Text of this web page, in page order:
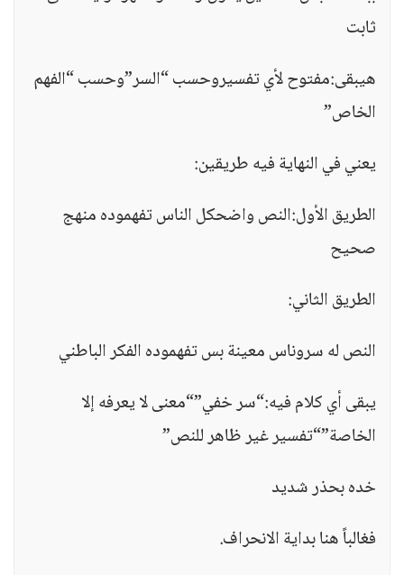
ثابت
هيبقى:مفتوح لأي تفسيروحسب “السر”وحسب “الفهم
الخاص”
يعني في النهاية فيه طريقين:
الطريق الأول:النص واضحكل الناس تفهموده منهج
صحيح
الطريق الثاني:
النص له سروناس معينة بس تفهموده الفكر الباطني
يبقى أي كلام فيه:“سر خفي”“معنى لا يعرفه إلا
الخاصة”“تفسير غير ظاهر للنص”
خده بحذر شديد
فغالباً هنا بداية الانحراف.